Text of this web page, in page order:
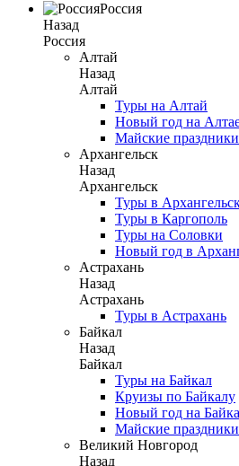
Россия
Назад
Россия
Алтай
Назад
Алтай
Туры на Алтай
Новый год на
Майские праздники
Архангельск
Назад
Архангельск
Туры в
Туры в Каргополь
Туры на Соловки
Новый год в
Астрахань
Назад
Астрахань
Туры в Астрахань
Байкал
Назад
Байкал
Туры на Байкал
Круизы по Байкалу
Новый год на
Майские
Великий Новгород
Назад